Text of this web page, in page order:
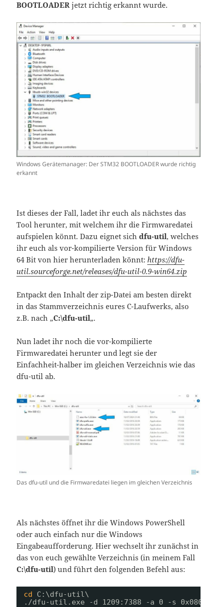
BOOTLOADER jetzt richtig erkannt wurde.
Windows Gerätemanager: Der STM32 BOOTLOADER wurde richtig
erkannt
Ist dieses der Fall, ladet ihr euch als nächstes das
Tool herunter, mit welchem ihr die Firmwaredatei
aufspielen könnt. Dazu eignet sichdfu-util, welches
ihr euch als vor-kompilierte Version für Windows
64 Bit von hier herunterladen könnt:https://dfu-
util.sourceforge.net/releases/dfu-util-0.9-win64.zip
Entpackt den Inhalt der zip-Datei am besten direkt
in das Stammverzeichnis eures C-Laufwerks, also
z.B. nach „C:\dfu-util„.
Nun ladet ihr noch die vor-kompilierte
Firmwaredatei herunter und legt sie der
Einfachheit-halber im gleichen Verzeichnis wie das
dfu-util ab.
Das dfu-util und die Firmwaredatei liegen im gleichen Verzeichnis
Als nächstes öffnet ihr die Windows PowerShell
oder auch einfach nur die Windows
Eingabeaufforderung. Hier wechselt ihr zunächst in
das von euch gewählte Verzeichnis (in meinem Fall
C:\dfu-util) und führt den folgenden Befehl aus:
cd
C:\dfu-util\
. /dfu-util .exe -d 1209:7388 -a 0 -s